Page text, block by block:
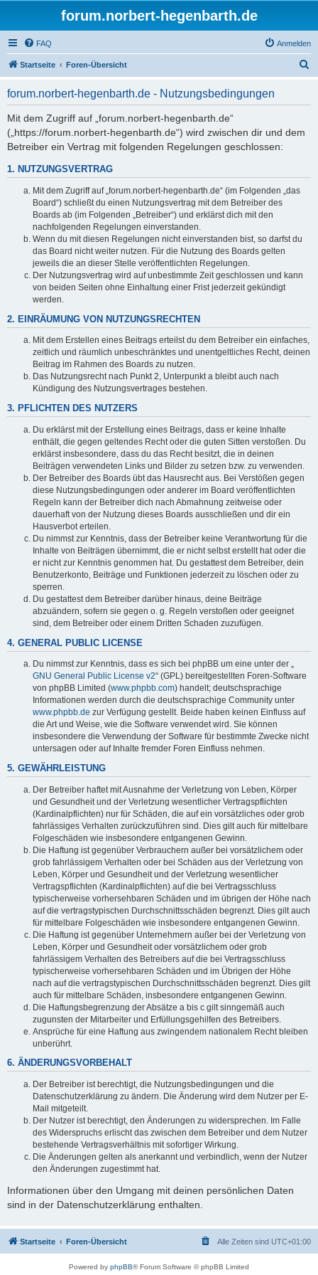
forum.norbert-hegenbarth.de
FAQ Anmelden
Startseite Foren-Übersicht
forum.norbert-hegenbarth.de - Nutzungsbedingungen
Mit dem Zugriff auf „forum.norbert-hegenbarth.de“
(„https://forum.norbert-hegenbarth.de“) wird zwischen dir und dem
Betreiber ein Vertrag mit folgenden Regelungen geschlossen:
1. NUTZUNGSVERTRAG
Mit dem Zugriff auf „forum.norbert-hegenbarth.de“ (im Folgenden „das
Board“) schließt du einen Nutzungsvertrag mit dem Betreiber des
Boards ab (im Folgenden „Betreiber“) und erklärst dich mit den
nachfolgenden Regelungen einverstanden.
Wenn du mit diesen Regelungen nicht einverstanden bist, so darfst du
das Board nicht weiter nutzen. Für die Nutzung des Boards gelten
jeweils die an dieser Stelle veröffentlichten Regelungen.
Der Nutzungsvertrag wird auf unbestimmte Zeit geschlossen und kann
von beiden Seiten ohne Einhaltung einer Frist jederzeit gekündigt
werden.
2. EINRÄUMUNG VON NUTZUNGSRECHTEN
Mit dem Erstellen eines Beitrags erteilst du dem Betreiber ein einfaches,
zeitlich und räumlich unbeschränktes und unentgeltliches Recht, deinen
Beitrag im Rahmen des Boards zu nutzen.
Das Nutzungsrecht nach Punkt 2, Unterpunkt a bleibt auch nach
Kündigung des Nutzungsvertrages bestehen.
3. PFLICHTEN DES NUTZERS
Du erklärst mit der Erstellung eines Beitrags, dass er keine Inhalte
enthält, die gegen geltendes Recht oder die guten Sitten verstoßen. Du
erklärst insbesondere, dass du das Recht besitzt, die in deinen
Beiträgen verwendeten Links und Bilder zu setzen bzw. zu verwenden.
Der Betreiber des Boards übt das Hausrecht aus. Bei Verstößen gegen
diese Nutzungsbedingungen oder anderer im Board veröffentlichten
Regeln kann der Betreiber dich nach Abmahnung zeitweise oder
dauerhaft von der Nutzung dieses Boards ausschließen und dir ein
Hausverbot erteilen.
Du nimmst zur Kenntnis, dass der Betreiber keine Verantwortung für die
Inhalte von Beiträgen übernimmt, die er nicht selbst erstellt hat oder die
er nicht zur Kenntnis genommen hat. Du gestattest dem Betreiber, dein
Benutzerkonto, Beiträge und Funktionen jederzeit zu löschen oder zu
sperren.
Du gestattest dem Betreiber darüber hinaus, deine Beiträge
abzuändern, sofern sie gegen o. g. Regeln verstoßen oder geeignet
sind, dem Betreiber oder einem Dritten Schaden zuzufügen.
4. GENERAL PUBLIC LICENSE
Du nimmst zur Kenntnis, dass es sich bei phpBB um eine unter der „
GNU General Public License v2“ (GPL) bereitgestellten Foren-Software
von phpBB Limited (www.phpbb.com) handelt; deutschsprachige
Informationen werden durch die deutschsprachige Community unter
www.phpbb.de zur Verfügung gestellt. Beide haben keinen Einfluss auf
die Art und Weise, wie die Software verwendet wird. Sie können
insbesondere die Verwendung der Software für bestimmte Zwecke nicht
untersagen oder auf Inhalte fremder Foren Einfluss nehmen.
5. GEWÄHRLEISTUNG
Der Betreiber haftet mit Ausnahme der Verletzung von Leben, Körper
und Gesundheit und der Verletzung wesentlicher Vertragspflichten
(Kardinalpflichten) nur für Schäden, die auf ein vorsätzliches oder grob
fahrlässiges Verhalten zurückzuführen sind. Dies gilt auch für mittelbare
Folgeschäden wie insbesondere entgangenen Gewinn.
Die Haftung ist gegenüber Verbrauchern außer bei vorsätzlichem oder
grob fahrlässigem Verhalten oder bei Schäden aus der Verletzung von
Leben, Körper und Gesundheit und der Verletzung wesentlicher
Vertragspflichten (Kardinalpflichten) auf die bei Vertragsschluss
typischerweise vorhersehbaren Schäden und im übrigen der Höhe nach
auf die vertragstypischen Durchschnittsschäden begrenzt. Dies gilt auch
für mittelbare Folgeschäden wie insbesondere entgangenen Gewinn.
Die Haftung ist gegenüber Unternehmern außer bei der Verletzung von
Leben, Körper und Gesundheit oder vorsätzlichem oder grob
fahrlässigem Verhalten des Betreibers auf die bei Vertragsschluss
typischerweise vorhersehbaren Schäden und im Übrigen der Höhe
nach auf die vertragstypischen Durchschnittsschäden begrenzt. Dies gilt
auch für mittelbare Schäden, insbesondere entgangenen Gewinn.
Die Haftungsbegrenzung der Absätze a bis c gilt sinngemäß auch
zugunsten der Mitarbeiter und Erfüllungsgehilfen des Betreibers.
Ansprüche für eine Haftung aus zwingendem nationalem Recht bleiben
unberührt.
6. ÄNDERUNGSVORBEHALT
Der Betreiber ist berechtigt, die Nutzungsbedingungen und die
Datenschutzerklärung zu ändern. Die Änderung wird dem Nutzer per E-
Mail mitgeteilt.
Der Nutzer ist berechtigt, den Änderungen zu widersprechen. Im Falle
des Widerspruchs erlischt das zwischen dem Betreiber und dem Nutzer
bestehende Vertragsverhältnis mit sofortiger Wirkung.
Die Änderungen gelten als anerkannt und verbindlich, wenn der Nutzer
den Änderungen zugestimmt hat.
Informationen über den Umgang mit deinen persönlichen Daten
sind in der Datenschutzerklärung enthalten.
Startseite Foren-Übersicht Alle Zeiten sind UTC+01:00
Powered by phpBB® Forum Software © phpBB Limited